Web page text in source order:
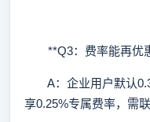
**Q3：费率能再优
A：企业用户默认
享0.25%专属费率，需